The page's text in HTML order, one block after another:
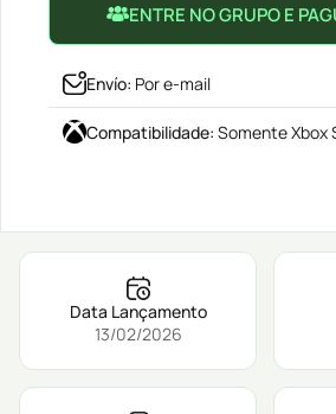
ENTRE NO GRUPO E
Envío: Por e-mail
Compatibilidade: Somente Xbox
Data Lançamento
13/02/2026